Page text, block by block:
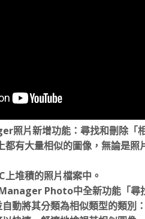
片新增功能：尋找和刪除「相
都有大量相似的圖像，無論是
堆積的照片檔案中。
Photo中全新功能「尋
動將其分類為相似類型的類別